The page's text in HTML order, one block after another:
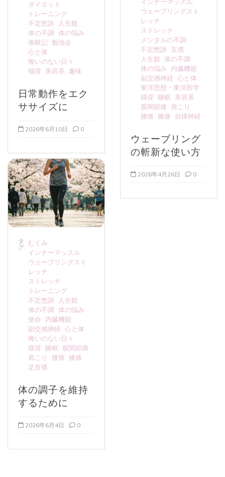
ダイエット
トレーニング
不定愁訴
人生観
体の不調 体の悩み
体験記 勉強会
心と体
悔いのない日々
猫背 美容系 趣味
日常動作をエク
ササイズに
2026年6月10日 0
タ
グ:
むくみ
インナーマッスル
ウェーブリングスト
レッチ
ストレッチ
トレーニング
不定愁訴
人生観
体の不調 体の悩み
使命
内臓機能
副交感神経 心と体
悔いのない日々
猫背 睡眠 股関節痛
肩こり
腰痛
膝痛
足首痛
体の調子を維持
するために
2026年6月4日 0
インナーマッスル
ウェーブリングスト
レッチ
ストレッチ
メンタルの不調
不定愁訴
五感
人生観 体の不調
体の悩み
内臓機能
副交感神経 心と体
東洋思想・東洋医学
猫背 睡眠 美容系
股関節痛
肩こり
腰痛
膝痛 自律神経
ウェーブリング
の斬新な使い方
2026年4月26日 0